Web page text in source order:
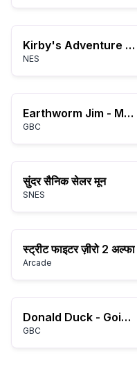
Kirby's Adventure (Europe)
NES
Earthworm Jim - Menace 2 the Galaxy (USA)
GBC
सुंदर सैनिक सेलर मून
SNES
स्ट्रीट फाइटर ज़ीरो 2 अल्फा
Arcade
Donald Duck - Goin' Quackers (USA) (En,Fr,De,Es,It)
GBC